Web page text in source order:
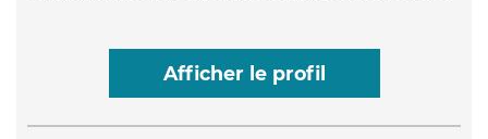
Afficher le profil